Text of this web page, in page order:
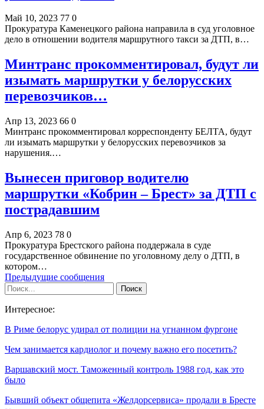
Май 10, 2023 77 0
Прокуратура Каменецкого района направила в суд уголовное
дело в отношении водителя маршрутного такси за ДТП, в…
Минтранс прокомментировал, будут ли
изымать маршрутки у белорусских
перевозчиков…
Апр 13, 2023 66 0
Минтранс прокомментировал корреспонденту БЕЛТА, будут
ли изымать маршрутки у белорусских перевозчиков за
нарушения.…
Вынесен приговор водителю
маршрутки «Кобрин – Брест» за ДТП с
пострадавшим
Апр 6, 2023 78 0
Прокуратура Брестского района поддержала в суде
государственное обвинение по уголовному делу о ДТП, в
котором…
Предыдущие сообщения
Интересное:
В Риме белорус удирал от полиции на угнанном фургоне
Чем занимается кардиолог и почему важно его посетить?
Варшавский мост. Таможенный контроль 1988 год, как это
было
Бывший объект общепита «Желдорсервиса» продали в Бресте